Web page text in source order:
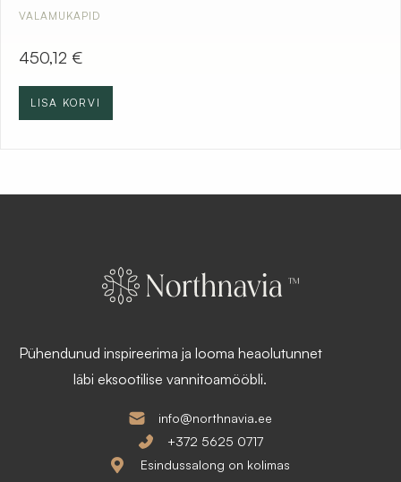
VALAMUKAPID
450,12 €
LISA KORVI
Pühendunud inspireerima ja looma heaolutunnet
läbi eksootilise vannitoamööbli.
info@northnavia.ee
+372 5625 0717
Esindussalong on kolimas